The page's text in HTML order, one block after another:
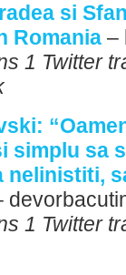
si
Romania –
1 Twitter
simplu sa
nelinistiti,
1 Twitter